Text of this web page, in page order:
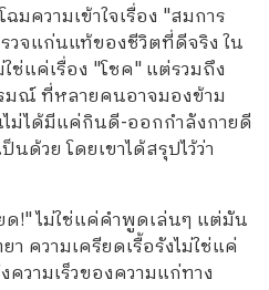
ความเข้าใจเรื่อง "สมการ
วจแก่นแท้ของชีวิตที่ดีจริง ใน
ช่แค่เรื่อง "โชค" แต่รวมถึง
ณ์ ที่หลายคนอาจมองข้าม
ม่ได้มีแค่กินดี-ออกกำลังกายดี
วย โดยเขาได้สรุปไว้ว่า
ด!" ไม่ใช่แค่คำพูดเล่นๆ แต่มัน
า ความเครียดเรื้อรังไม่ใช่แค่
ความเร็วของความแก่ทาง